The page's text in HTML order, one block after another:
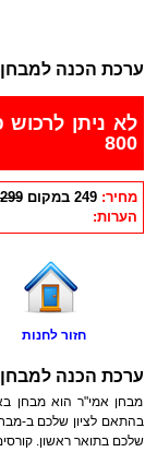
ערכת הכנה
800
מחיר: 249 במקום299
הערות:
חזור לחנות
ערכת הכנה
מבחן אמי"ר הוא מבחן
בהתאם לציון שלכם ב-
שלכם בתואר ראשון.